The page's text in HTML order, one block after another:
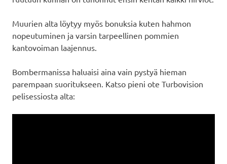
Muurien alta löytyy myös bonuksia kuten hahmon
nopeutuminen ja varsin tarpeellinen pommien
kantovoiman laajennus.
Bombermanissa haluaisi aina vain pystyä hieman
parempaan suoritukseen. Katso pieni ote Turbovision
pelisessiosta alta: